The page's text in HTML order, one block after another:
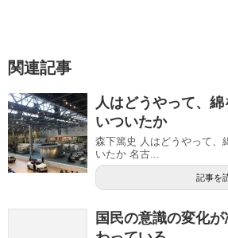
関連記事
人はどうやって、
いついたか
森下篤史 人はどうやって、
いたか 名古...
記事を
国民の意識の変化